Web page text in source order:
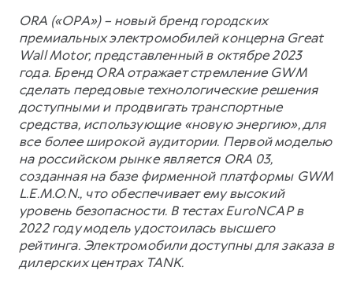
ORA («ОРА») – новый бренд городских
премиальных электромобилей концерна Great
Wall Motor, представленный в октябре 2023
года. Бренд ORA отражает стремление GWM
сделать передовые технологические решения
доступными и продвигать транспортные
средства, использующие «новую энергию», для
все более широкой аудитории. Первой моделью
на российском рынке является ORA 03,
созданная на базе фирменной платформы GWM
L.E.M.O.N., что обеспечивает ему высокий
уровень безопасности. В тестах EuroNCAP в
2022 году модель удостоилась высшего
рейтинга. Электромобили доступны для заказа в
дилерских центрах TANK.